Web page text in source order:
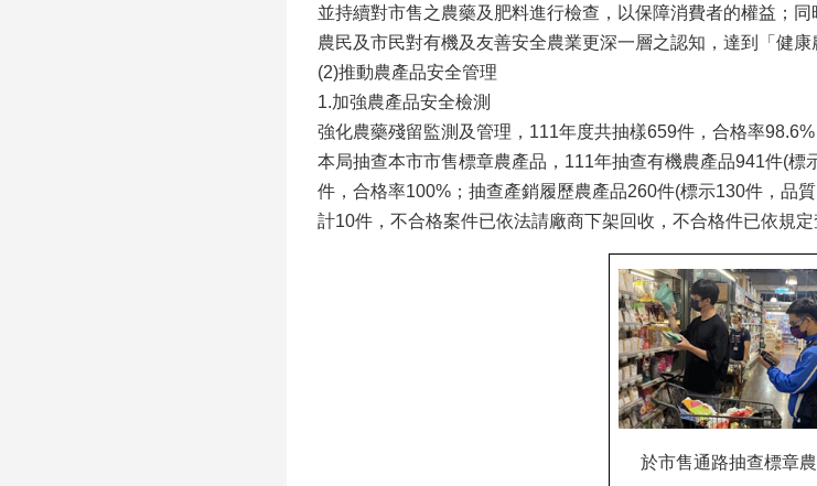
並持續對市售之農藥及肥料進行檢查，以保障消費者的權益；
農民及市民對有機及友善安全農業更深一層之認知，達到「健康
(2)推動農產品安全管理
1.加強農產品安全檢測
強化農藥殘留監測及管理，111年度共抽樣659件，合格率
本局抽查本市市售標章農產品，111年抽查有機農產品941件(
件，合格率100%；抽查產銷履歷農產品260件(標示130件，品
計10件，不合格案件已依法請廠商下架回收，不合格件已依規定
於市售通路抽查標章